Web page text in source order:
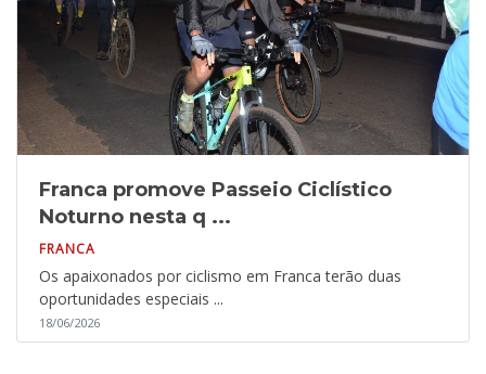
Franca promove Passeio Ciclístico
Noturno nesta q ...
FRANCA
Os apaixonados por ciclismo em Franca terão duas
oportunidades especiais ...
18/06/2026